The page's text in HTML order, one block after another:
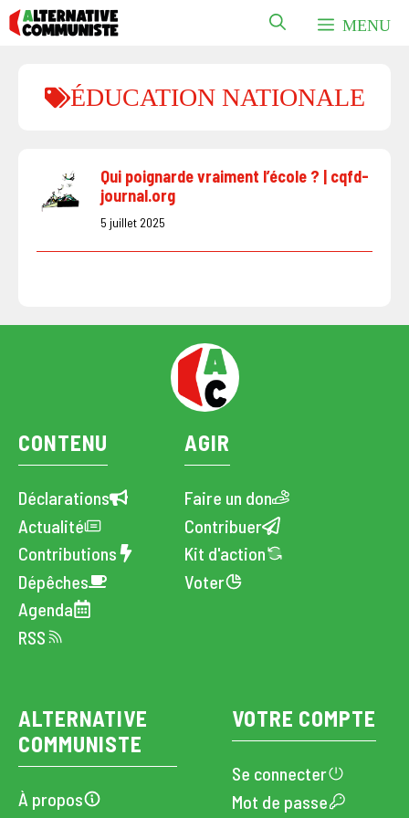
Aller
au
MENU
ÉDUCATION NATIONALE
Qui poignarde vraiment l’école ? | cqfd-
journal.org
5 juillet 2025
CONTENU
Déclarations
Actualité
Contributions
Dépêches
Agenda
RSS
AGIR
Faire un don
Contribuer
Kit d'action
Voter
ALTERNATIVE
COMMUNISTE
À propos
VOTRE COMPTE
Se connecter
Mot de passe